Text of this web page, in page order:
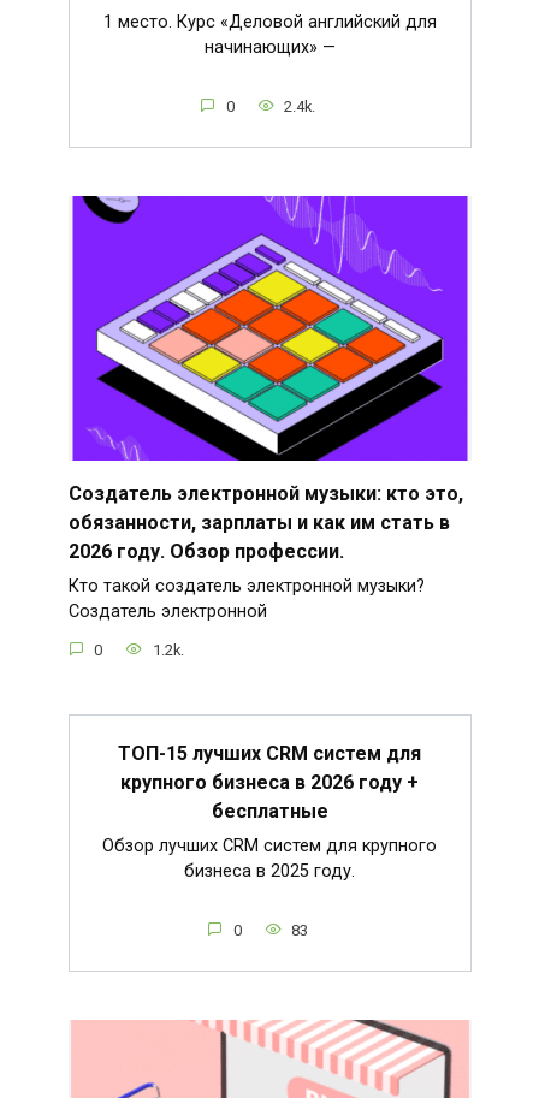
1 место. Курс «Деловой английский для
начинающих» —
0 2.4k.
Создатель электронной музыки: кто это,
обязанности, зарплаты и как им стать в
2026 году. Обзор профессии.
Кто такой создатель электронной музыки?
Создатель электронной
0 1.2k.
ТОП-15 лучших CRM систем для
крупного бизнеса в 2026 году +
бесплатные
Обзор лучших CRM систем для крупного
бизнеса в 2025 году.
0 83